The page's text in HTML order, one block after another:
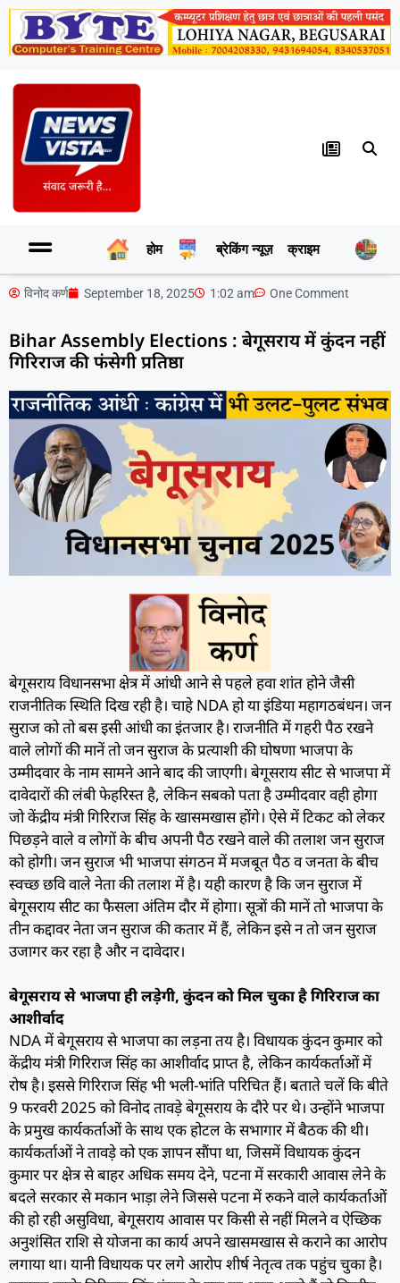
होम ब्रेकिंग न्यूज़ क्राइम
विनोद कर्ण September 18, 2025 1:02 am One Comment
Bihar Assembly Elections : बेगूसराय में कुंदन नहीं
गिरिराज की फंसेगी प्रतिष्ठा
बेगूसराय विधानसभा क्षेत्र में आंधी आने से पहले हवा शांत होने जैसी
राजनीतिक स्थिति दिख रही है। चाहे NDA हो या इंडिया महागठबंधन। जन
सुराज को तो बस इसी आंधी का इंतजार है। राजनीति में गहरी पैठ रखने
वाले लोगों की मानें तो जन सुराज के प्रत्याशी की घोषणा भाजपा के
उम्मीदवार के नाम सामने आने बाद की जाएगी। बेगूसराय सीट से भाजपा में
दावेदारों की लंबी फेहरिस्त है, लेकिन सबको पता है उम्मीदवार वही होगा
जो केंद्रीय मंत्री गिरिराज सिंह के खासमखास होंगे। ऐसे में टिकट को लेकर
पिछड़ने वाले व लोगों के बीच अपनी पैठ रखने वाले की तलाश जन सुराज
को होगी। जन सुराज भी भाजपा संगठन में मजबूत पैठ व जनता के बीच
स्वच्छ छवि वाले नेता की तलाश में है। यही कारण है कि जन सुराज में
बेगूसराय सीट का फैसला अंतिम दौर में होगा। सूत्रों की मानें तो भाजपा के
तीन कद्दावर नेता जन सुराज की कतार में हैं, लेकिन इसे न तो जन सुराज
उजागर कर रहा है और न दावेदार।
बेगूसराय से भाजपा ही लड़ेगी, कुंदन को मिल चुका है गिरिराज का
आशीर्वाद
NDA में बेगूसराय से भाजपा का लड़ना तय है। विधायक कुंदन कुमार को
केंद्रीय मंत्री गिरिराज सिंह का आशीर्वाद प्राप्त है, लेकिन कार्यकर्ताओं में
रोष है। इससे गिरिराज सिंह भी भली-भांति परिचित हैं। बताते चलें कि बीते
9 फरवरी 2025 को विनोद तावड़े बेगूसराय के दौरे पर थे। उन्होंने भाजपा
के प्रमुख कार्यकर्ताओं के साथ एक होटल के सभागार में बैठक की थी।
कार्यकर्ताओं ने तावड़े को एक ज्ञापन सौंपा था, जिसमें विधायक कुंदन
कुमार पर क्षेत्र से बाहर अधिक समय देने, पटना में सरकारी आवास लेने के
बदले सरकार से मकान भाड़ा लेने जिससे पटना में रुकने वाले कार्यकर्ताओं
की हो रही असुविधा, बेगूसराय आवास पर किसी से नहीं मिलने व ऐच्छिक
अनुशंसित राशि से योजना का कार्य अपने खासमखास से कराने का आरोप
लगाया था।‌ यानी विधायक पर लगे आरोप शीर्ष नेतृत्व तक पहुंच चुका है।